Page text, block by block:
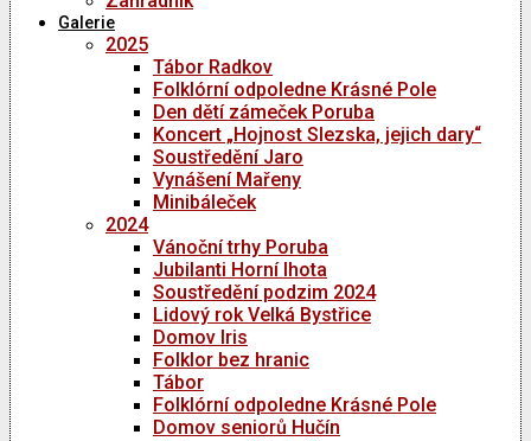
Galerie
2025
Tábor Radkov
Folklórní odpoledne Krásné Pole
Den dětí zámeček Poruba
Koncert „Hojnost Slezska, jejich dary“
Soustředění Jaro
Vynášení Mařeny
Minibáleček
2024
Vánoční trhy Poruba
Jubilanti Horní lhota
Soustředění podzim 2024
Lidový rok Velká Bystřice
Domov Iris
Folklor bez hranic
Tábor
Folklórní odpoledne Krásné Pole
Domov seniorů Hučín